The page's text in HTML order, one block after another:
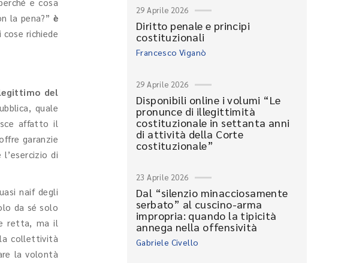
la pena?” è
richiede
del
quale
affatto il
garanzie
di
naif degli
da sé solo
retta, ma il
la collettività
la volontà
29 Aprile 2026
Diritto penale e principi
costituzionali
Francesco Viganò
29 Aprile 2026
Disponibili online i volumi “Le
pronunce di illegittimità
costituzionale in settanta anni
di attività della Corte
costituzionale”
23 Aprile 2026
Dal “silenzio minacciosamente
serbato” al cuscino-arma
impropria: quando la tipicità
annega nella offensività
Gabriele Civello